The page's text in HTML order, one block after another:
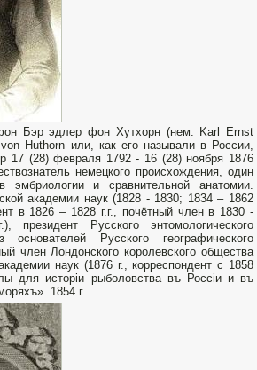
Бэр эдлер фон Хутхорн (нем. Karl Ernst
Huthorn или, как его называли в России,
17 (28) февраля 1792 - 16 (28) ноября 1876
немецкого происхождения, один
эмбриологии и сравнительной анатомии.
академии наук (1828 - 1830; 1834 – 1862
в 1826 – 1828 г.г., почётный член в 1830 -
Русского энтомологического
Русского географического
член Лондонского королевского общества
наук (1876 г., корреспондент с 1858
для исторіи рыболовства въ Россіи и въ
1854 г.